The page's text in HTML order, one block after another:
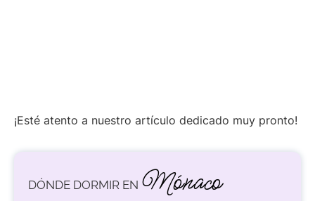
¡Esté atento a nuestro artículo dedicado muy pronto!
DÓNDE DORMIR EN Mónaco